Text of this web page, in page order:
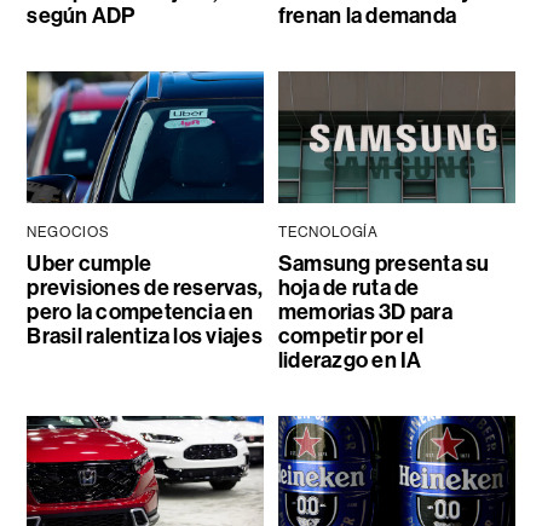
según ADP
frenan la demanda
NEGOCIOS
Uber cumple
previsiones de reservas,
pero la competencia en
Brasil ralentiza los viajes
TECNOLOGÍA
Samsung presenta su
hoja de ruta de
memorias 3D para
competir por el
liderazgo en IA